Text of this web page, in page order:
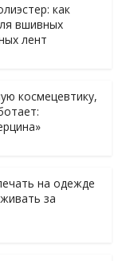
как
вшивных
лент
космецевтику,
на одежде
за